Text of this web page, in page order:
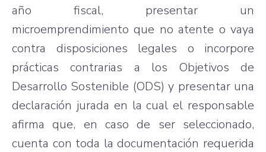
año fiscal, presentar un
microemprendimiento que no atente o vaya
contra disposiciones legales o incorpore
prácticas contrarias a los Objetivos de
Desarrollo Sostenible (ODS) y presentar una
declaración jurada en la cual el responsable
afirma que, en caso de ser seleccionado,
cuenta con toda la documentación requerida